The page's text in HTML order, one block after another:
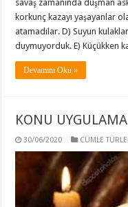
savaş zamanında düşman
korkunç kazayı yaşayanlar
atamadılar. D) Suyun
duymuyorduk. E) Küçükken
Devamını Oku »
KONU
30/06/2020 CÜMLE